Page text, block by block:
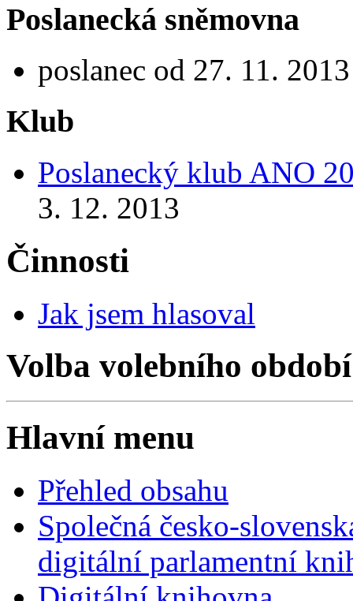
Poslanecká sněmovna
poslanec od 27. 11.
Klub
Poslanecký klub ANO
3. 12. 2013
Činnosti
Jak jsem hlasoval
Volba volebního období
Hlavní menu
Přehled obsahu
Společná česko-
digitální parlamentní